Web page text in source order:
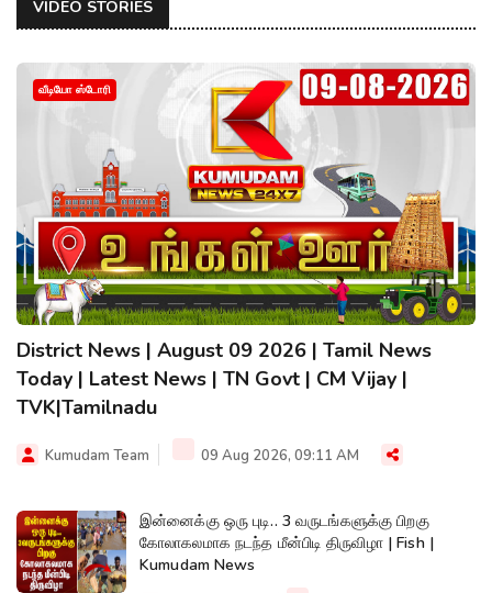
VIDEO STORIES
வீடியோ ஸ்டோரி
District News | August 09 2026 | Tamil News
Today | Latest News | TN Govt | CM Vijay |
TVK|Tamilnadu
Kumudam Team 09 Aug 2026, 09:11 AM
இன்னைக்கு ஒரு புடி.. 3 வருடங்களுக்கு பிறகு
கோலாகலமாக நடந்த மீன்பிடி திருவிழா | Fish |
Kumudam News